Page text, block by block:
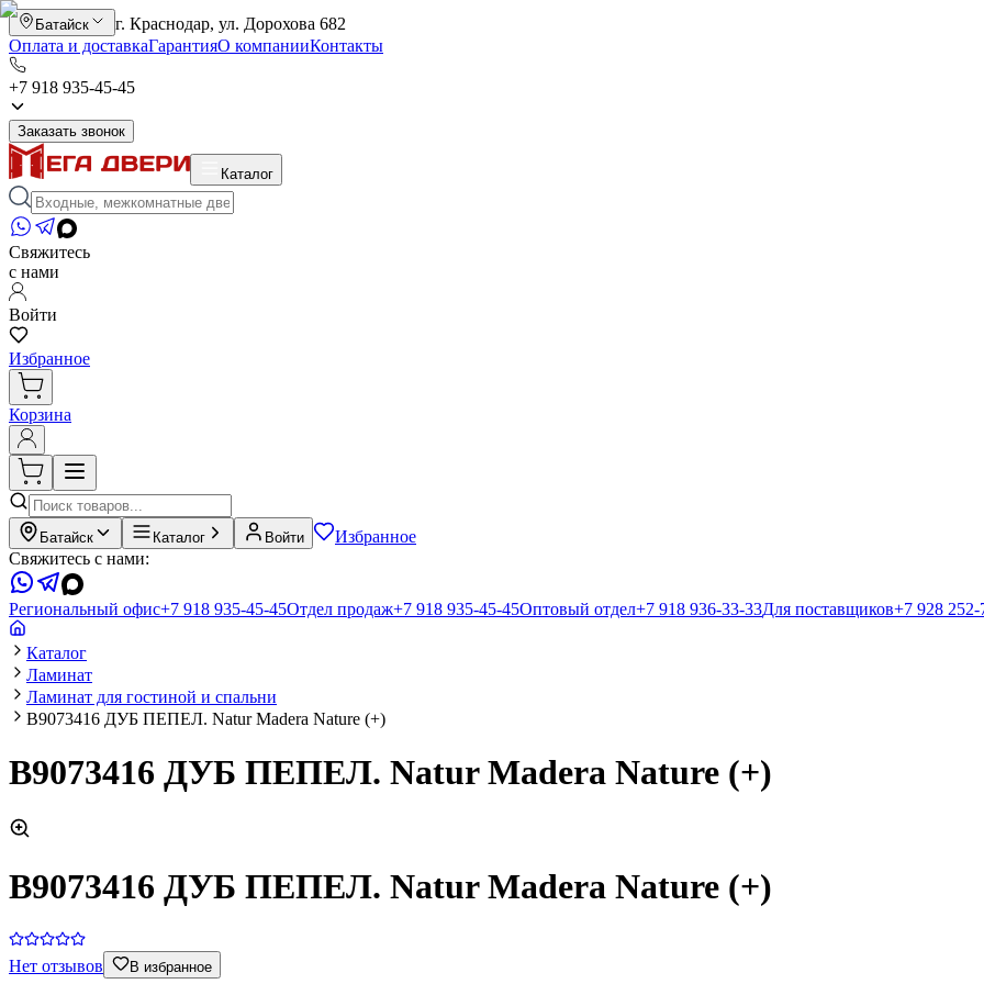
Батайск
г. Краснодар, ул. Дорохова 682
Оплата и доставкаГарантияО компанииКонтакты
+7 918 935-45-45
Заказать звонок
Каталог
Свяжитесь
с нами
Войти
Избранное
Корзина
Батайск Каталог Войти
Избранное
Свяжитесь с нами:
Региональный офис+7 918 935-45-45Отдел продаж+7 918 935-45-45Оптовый отдел+7 918 936-33-33Для поставщиков+7 928 252-
Каталог
Ламинат
Ламинат для гостиной и спальни
В9073416 ДУБ ПЕПЕЛ. Natur Madera Nature (+)
В9073416 ДУБ ПЕПЕЛ. Natur Madera Nature (+)
В9073416 ДУБ ПЕПЕЛ. Natur Madera Nature (+)
Нет отзывов В избранное